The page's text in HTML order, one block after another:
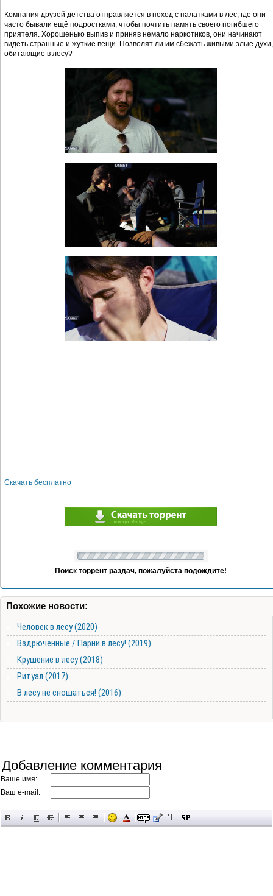
Компания друзей детства отправляется в поход с палатками в лес, где они
часто бывали ещё подростками, чтобы почтить память своего погибшего
приятеля. Хорошенько выпив и приняв немало наркотиков, они начинают
видеть странные и жуткие вещи. Позволят ли им сбежать живыми злые духи,
обитающие в лесу?
Скачать бесплатно
Поиск торрент раздач, пожалуйста подождите!
Похожие новости:
Человек в лесу (2020)
Вздрюченные / Парни в лесу! (2019)
Крушение в лесу (2018)
Ритуал (2017)
В лесу не сношаться! (2016)
Добавление комментария
Ваше имя:
Ваш e-mail: